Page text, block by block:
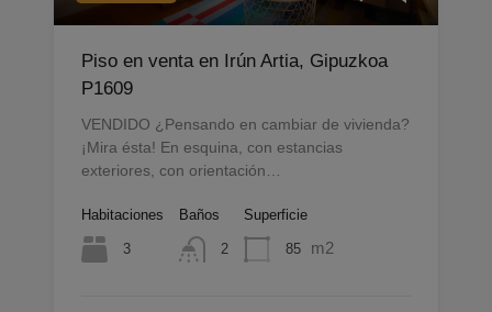
Piso en venta en Irún Artia, Gipuzkoa
P1609
VENDIDO ¿Pensando en cambiar de vivienda?
¡Mira ésta! En esquina, con estancias
exteriores, con orientación…
Habitaciones
3
Baños
2
Superficie
85 m2